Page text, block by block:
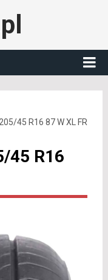
205/45 R16 87 W XL FR
45 R16